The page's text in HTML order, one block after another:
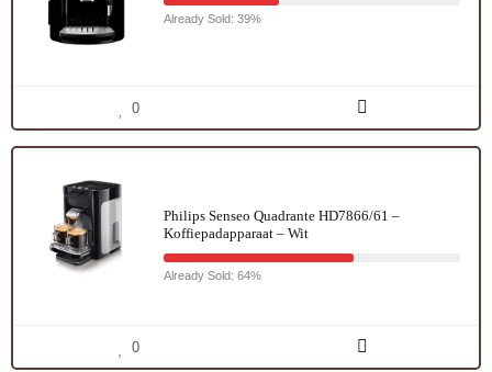
Already Sold: 39%
0
Philips Senseo Quadrante HD7866/61 –
Koffiepadapparaat – Wit
Already Sold: 64%
0